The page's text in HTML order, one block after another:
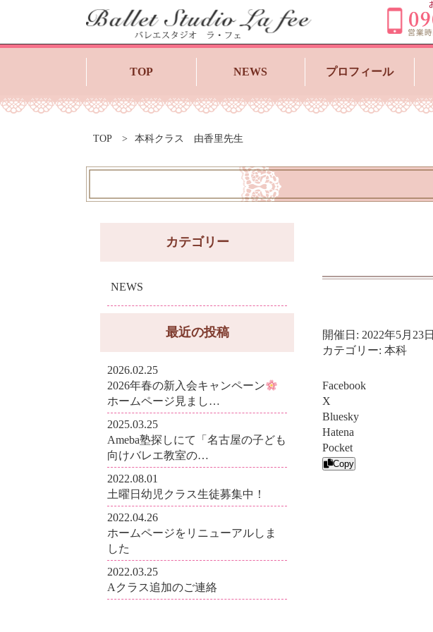
TOP NEWS プロフィール
TOP 本科クラス 由香里先生
開催日: 2022年5月23日
カテゴリー: 本科
Facebook
X
Bluesky
Hatena
Pocket
Copy
カテゴリー
NEWS
最近の投稿
2026.02.25
2026年春の新入会キャンペーン
ホームページ見まし…
2025.03.25
Ameba塾探しにて「名古屋の子ども
向けバレエ教室の…
2022.08.01
土曜日幼児クラス生徒募集中！
2022.04.26
ホームページをリニューアルしま
した
2022.03.25
Aクラス追加のご連絡